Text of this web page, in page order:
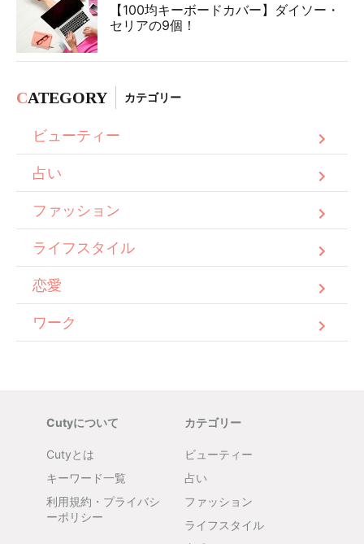
【100均キーボードカバー】ダイソー・
セリアの9個！
CATEGORY カテゴリー
ビューティー
占い
ファッション
ライフスタイル
恋愛
ワーク
Cutyについて
Cutyとは
キーワード一覧
利用規約・プライバシ
ーポリシー
カテゴリー
ビューティー
占い
ファッション
ライフスタイル